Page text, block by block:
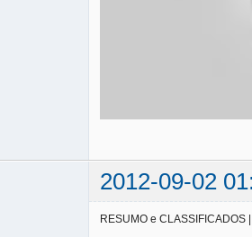
2012-09-02
RESUMO e